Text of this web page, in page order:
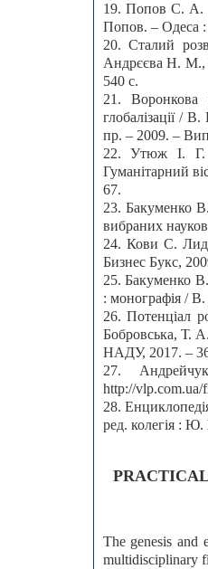
19. Попов С. А.
Попов. – Одеса
20. Сталий
Андрєєва Н. М.,
540 с.
21. Воронкова
глобалізації /
пр. – 2009. –
22. Утюж І. Г.
Гуманітарний
67.
23. Бакуменко
вибраних
24. Кови С.
Бизнес Букс,
25. Бакуменко
: монографія /
26. Потенціал
Бобровська, Т.
НАДУ, 2017. –
27.
http://vlp.com.ua/
28.
ред. колегія :
The genesis and
multidisciplinary